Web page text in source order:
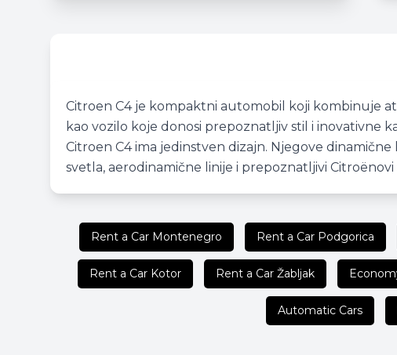
Citroen C4 je kompaktni automobil koji kombinuje
kao vozilo koje donosi prepoznatljiv stil i inovativne
Citroen C4 ima jedinstven dizajn. Njegove
svetla, aerodinamične linije i prepoznatljivi
Rent a Car Montenegro Rent a Car Podgorica
Rent a Car Kotor Rent a Car Žabljak
Automatic Cars